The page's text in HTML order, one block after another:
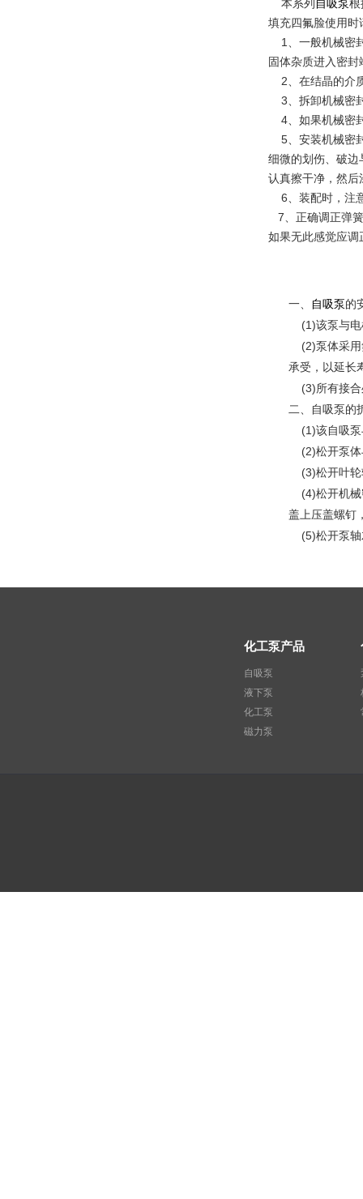
本系列 自吸泵根
填充四氟脸使用时
1、一般机械密
固体杂质进入密
2、在结晶的介
3、拆卸机械密
4、如果机械密
5、安装机械密
细微的划伤、破
认真擦干净，然后
6、装配时，注
7、正确调正弹
如果无此感觉应调
一、 自吸泵的
(1)该泵与电
(2)泵体采用
承受，以延长
(3)所有接合
二、
自吸泵的
(1)该自吸泵
(2)松开泵体
(3)松开叶轮
(4)松开机械
盖上压盖螺钉
(5)松开泵轴
化工泵产品
自吸泵
液下泵
化工泵
磁力泵